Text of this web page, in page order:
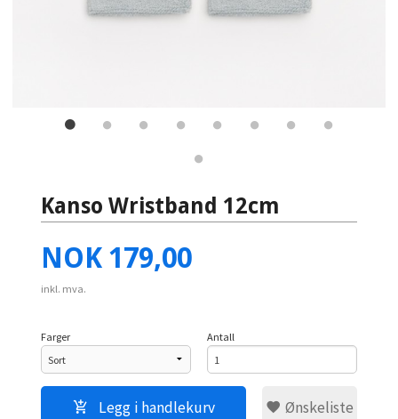
Kanso Wristband 12cm
Pris
NOK 179,00
inkl. mva.
Farger Antall
Legg i handlekurv Ønskeliste